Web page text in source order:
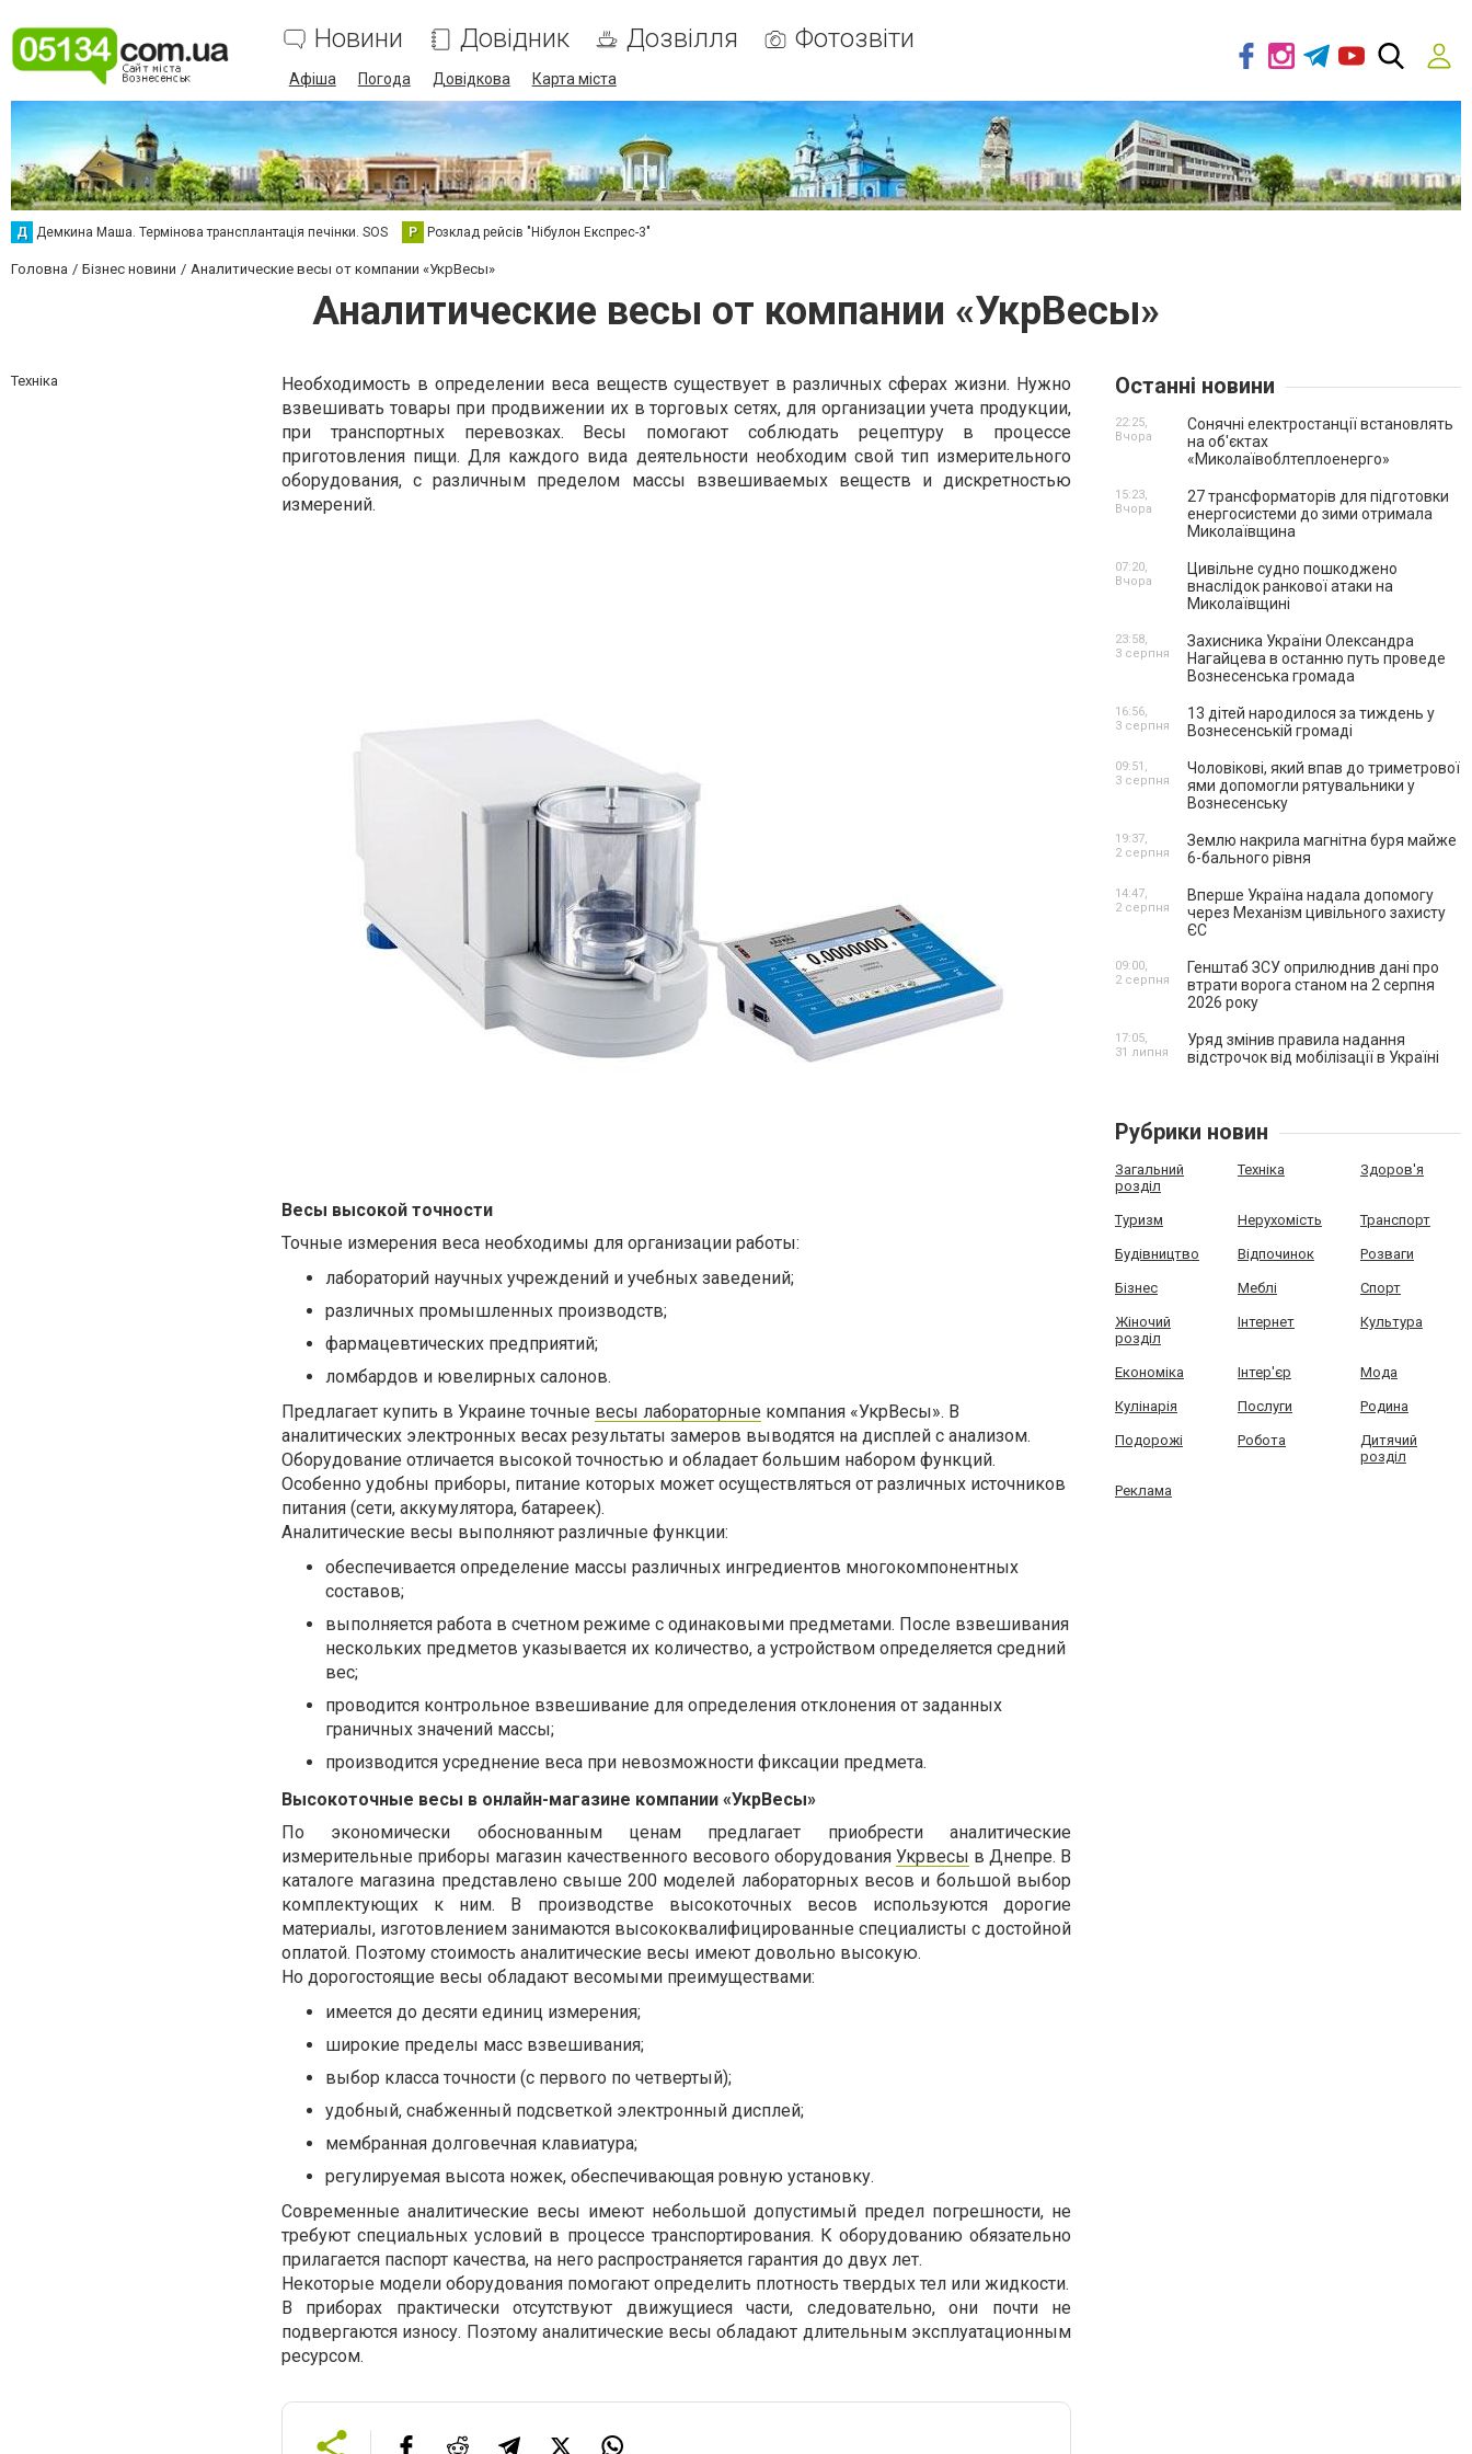
Новини Довідник Дозвілля Фотозвіти
Афіша Погода Довідкова Карта міста
Д Демкина Маша. Термінова трансплантація печінки. SOS Р Розклад рейсів "Нібулон Експрес-3"
Головна Бізнес новини Аналитические весы от компании «УкрВесы»
Аналитические весы от компании «УкрВесы»
Техніка
Необходимость в определении веса веществ существует в различных сферах жизни. Нужно
взвешивать товары при продвижении их в торговых сетях, для организации учета продукции,
при транспортных перевозках. Весы помогают соблюдать рецептуру в процессе
приготовления пищи. Для каждого вида деятельности необходим свой тип измерительного
оборудования, с различным пределом массы взвешиваемых веществ и дискретностью
измерений.
Весы высокой точности
Точные измерения веса необходимы для организации работы:
лабораторий научных учреждений и учебных заведений;
различных промышленных производств;
фармацевтических предприятий;
ломбардов и ювелирных салонов.
Предлагает купить в Украине точные весы лабораторные компания «УкрВесы». В
аналитических электронных весах результаты замеров выводятся на дисплей с анализом.
Оборудование отличается высокой точностью и обладает большим набором функций.
Особенно удобны приборы, питание которых может осуществляться от различных источников
питания (сети, аккумулятора, батареек).
Аналитические весы выполняют различные функции:
обеспечивается определение массы различных ингредиентов многокомпонентных
составов;
выполняется работа в счетном режиме с одинаковыми предметами. После взвешивания
нескольких предметов указывается их количество, а устройством определяется средний
вес;
проводится контрольное взвешивание для определения отклонения от заданных
граничных значений массы;
производится усреднение веса при невозможности фиксации предмета.
Высокоточные весы в онлайн-магазине компании «УкрВесы»
По экономически обоснованным ценам предлагает приобрести аналитические
измерительные приборы магазин качественного весового оборудования Укрвесы в Днепре. В
каталоге магазина представлено свыше 200 моделей лабораторных весов и большой выбор
комплектующих к ним. В производстве высокоточных весов используются дорогие
материалы, изготовлением занимаются высококвалифицированные специалисты с достойной
оплатой. Поэтому стоимость аналитические весы имеют довольно высокую.
Но дорогостоящие весы обладают весомыми преимуществами:
имеется до десяти единиц измерения;
широкие пределы масс взвешивания;
выбор класса точности (с первого по четвертый);
удобный, снабженный подсветкой электронный дисплей;
мембранная долговечная клавиатура;
регулируемая высота ножек, обеспечивающая ровную установку.
Современные аналитические весы имеют небольшой допустимый предел погрешности, не
требуют специальных условий в процессе транспортирования. К оборудованию обязательно
прилагается паспорт качества, на него распространяется гарантия до двух лет.
Некоторые модели оборудования помогают определить плотность твердых тел или жидкости.
В приборах практически отсутствуют движущиеся части, следовательно, они почти не
подвергаются износу. Поэтому аналитические весы обладают длительным эксплуатационным
ресурсом.
Останні новини
Сонячні електростанції встановлять
на об'єктах
«Миколаївоблтеплоенерго»
22:25,
Вчора
27 трансформаторів для підготовки
енергосистеми до зими отримала
Миколаївщина
15:23,
Вчора
Цивільне судно пошкоджено
внаслідок ранкової атаки на
Миколаївщині
07:20,
Вчора
Захисника України Олександра
Нагайцева в останню путь проведе
Вознесенська громада
23:58,
3 серпня
13 дітей народилося за тиждень у
Вознесенській громаді
16:56,
3 серпня
Чоловікові, який впав до триметрової
ями допомогли рятувальники у
Вознесенську
09:51,
3 серпня
Землю накрила магнітна буря майже
6-бального рівня
19:37,
2 серпня
Вперше Україна надала допомогу
через Механізм цивільного захисту
ЄС
14:47,
2 серпня
Генштаб ЗСУ оприлюднив дані про
втрати ворога станом на 2 серпня
2026 року
09:00,
2 серпня
Уряд змінив правила надання
відстрочок від мобілізації в Україні
17:05,
31 липня
Рубрики новин
Загальний
розділ
Техніка Здоров'я
Туризм Нерухомість Транспорт
Будівництво Відпочинок Розваги
Бізнес Меблі Спорт
Жіночий
розділ
Інтернет Культура
Економіка Інтер'єр Мода
Кулінарія Послуги Родина
Подорожі Робота
Дитячий
розділ
Реклама